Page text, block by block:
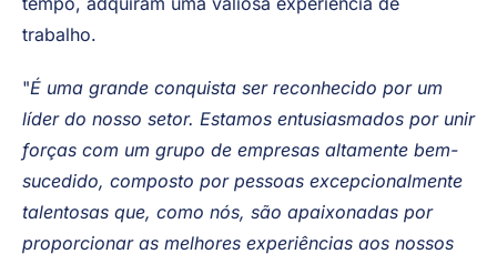
Holiday em destinos como Austrália, Japão e Reino
mergulhem em culturas estrangeiras e, ao mesmo
tempo, adquiram uma valiosa experiência de
trabalho.
"É uma grande conquista ser reconhecido por um
líder do nosso setor. Estamos entusiasmados por unir